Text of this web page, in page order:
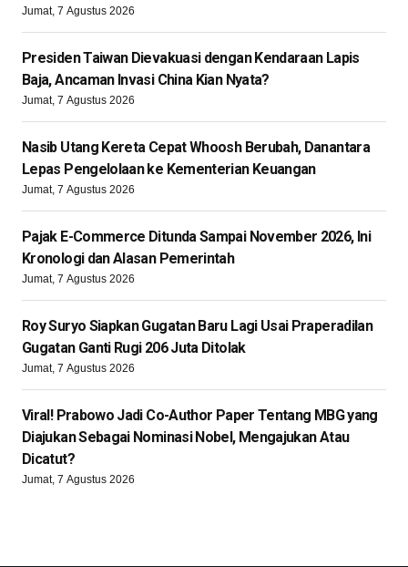
Jumat, 7 Agustus 2026
Presiden Taiwan Dievakuasi dengan Kendaraan Lapis
Baja, Ancaman Invasi China Kian Nyata?
Jumat, 7 Agustus 2026
Nasib Utang Kereta Cepat Whoosh Berubah, Danantara
Lepas Pengelolaan ke Kementerian Keuangan
Jumat, 7 Agustus 2026
Pajak E-Commerce Ditunda Sampai November 2026, Ini
Kronologi dan Alasan Pemerintah
Jumat, 7 Agustus 2026
Roy Suryo Siapkan Gugatan Baru Lagi Usai Praperadilan
Gugatan Ganti Rugi 206 Juta Ditolak
Jumat, 7 Agustus 2026
Viral! Prabowo Jadi Co-Author Paper Tentang MBG yang
Diajukan Sebagai Nominasi Nobel, Mengajukan Atau
Dicatut?
Jumat, 7 Agustus 2026